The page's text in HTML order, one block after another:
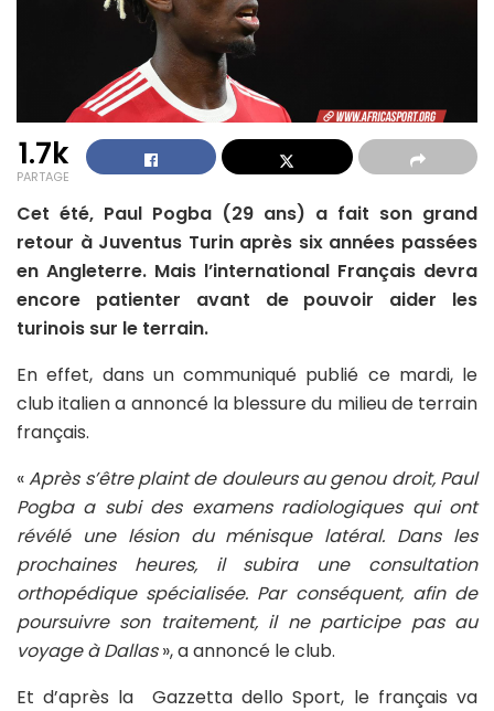
1.7k
PARTAGE
Cet été, Paul Pogba (29 ans) a fait son grand
retour à Juventus Turin après six années passées
en Angleterre. Mais l’international Français devra
encore patienter avant de pouvoir aider les
turinois sur le terrain.
En effet, dans un communiqué publié ce mardi, le
club italien a annoncé la blessure du milieu de terrain
français.
«Après s’être plaint de douleurs au genou droit, Paul
Pogba a subi des examens radiologiques qui ont
révélé une lésion du ménisque latéral. Dans les
prochaines heures, il subira une consultation
orthopédique spécialisée. Par conséquent, afin de
poursuivre son traitement, il ne participe pas au
voyage à Dallas», a annoncé le club.
Et d’après la Gazzetta dello Sport, le français va